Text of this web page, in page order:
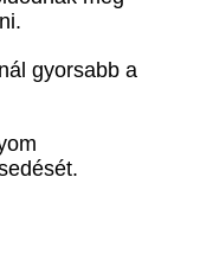
gyorsabb a